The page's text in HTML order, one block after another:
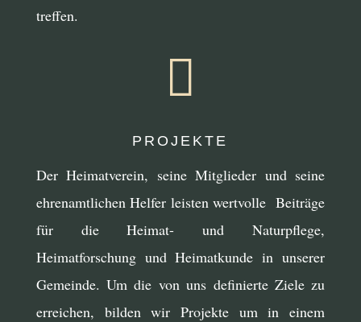
treffen.

PROJEKTE
Der Heimatverein, seine Mitglieder und seine
ehrenamtlichen Helfer leisten wertvolle Beiträge
für die Heimat- und Naturpflege,
Heimatforschung und Heimatkunde in unserer
Gemeinde. Um die von uns definierte Ziele zu
erreichen, bilden wir Projekte um in einem